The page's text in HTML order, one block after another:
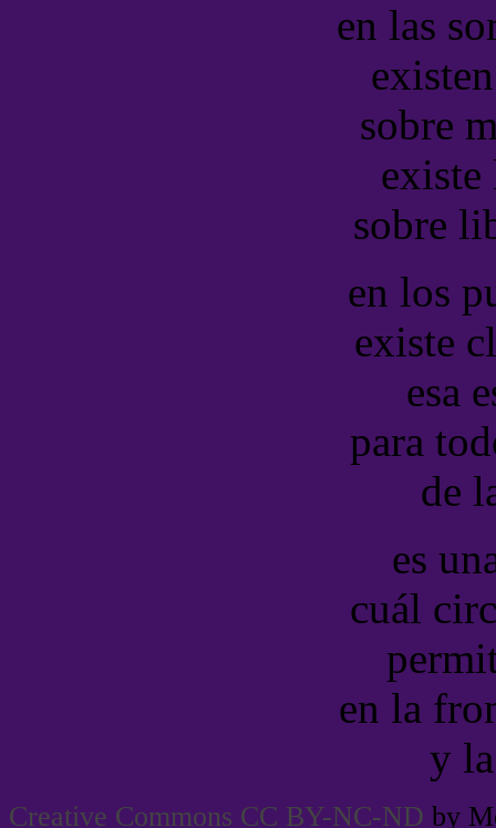
en las
sobre
existe
sobre
en los
existe
esa
para
de
es
cuál
en la
y
Creative Commons CC BY-NC-ND by